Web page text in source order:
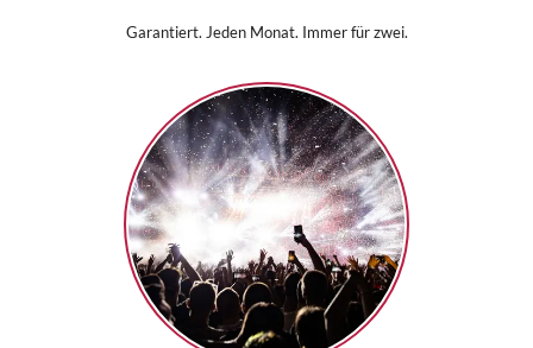
Garantiert. Jeden Monat. Immer für zwei.